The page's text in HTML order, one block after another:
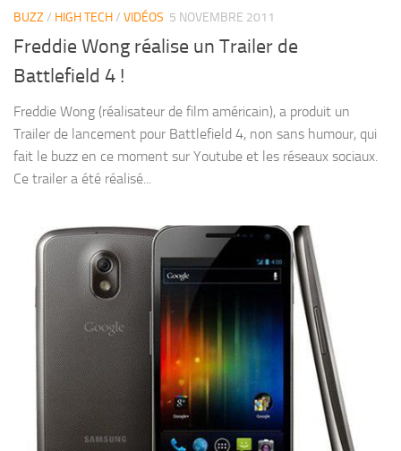
BUZZ / HIGH TECH/ VIDÉOS 5 NOVEMBRE 2011
Freddie Wong réalise un Trailer de
Battlefield 4 !
Freddie Wong (réalisateur de film américain), a produit un
Trailer de lancement pour Battlefield 4, non sans humour, qui
fait le buzz en ce moment sur Youtube et les réseaux sociaux.
Ce trailer a été réalisé...